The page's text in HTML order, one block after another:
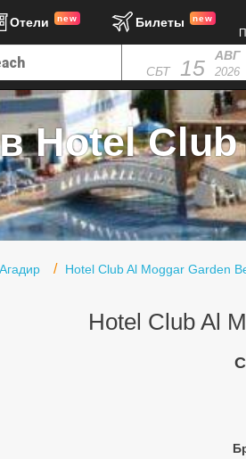
Отели new Билеты new
СБТ 15 АВГ
2026
Hotel Club
Агадир Hotel Club Al Moggar Garden
Hotel Club Al